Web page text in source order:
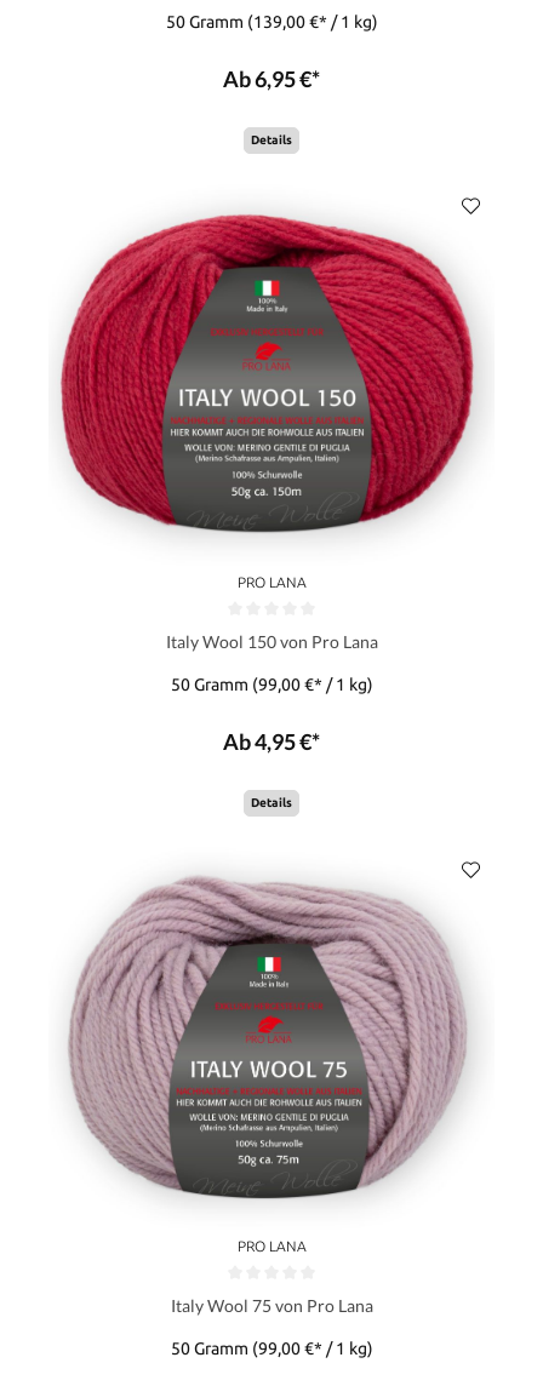
50 Gramm (139,00 €* / 1 kg)
Ab 6,95 €*
Details
PRO LANA
Italy Wool 150 von Pro Lana
50 Gramm (99,00 €* / 1 kg)
Ab 4,95 €*
Details
PRO LANA
Italy Wool 75 von Pro Lana
50 Gramm (99,00 €* / 1 kg)